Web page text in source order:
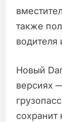
также
водителя
Новый
версиях
сохранит